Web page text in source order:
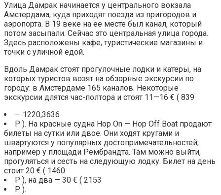
Улица Дамрак начинается у центрального вокзала
Амстердама, куда приходят поезда из пригородов и
аэропорта. В 19 веке на ее месте был канал, который
потом засыпали. Сейчас это центральная улица города.
Здесь расположены кафе, туристические магазины и
точки с уличной едой.
Вдоль Дамрак стоят прогулочные лодки и катеры, на
которых туристов возят на обзорные экскурсии по
городу: в Амстердаме 165 каналов. Некоторые
экскурсии длятся час-полтора и стоят 11—16 € ( 839
— 1220,3636
Р ). На красные судна Hop On — Hop Off Boat продают
билеты на сутки или двое. Они ходят кругами и
швартуются у популярных достопримечательностей,
например у площади Рембрандта. Там можно выйти,
прогуляться и сесть на следующую лодку. Билет на день
стоит 20 € ( 1460
Р ), на два — 30 € ( 2153
Р ).